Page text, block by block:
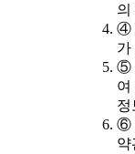
의
④
가
⑤
여
정
⑥
약